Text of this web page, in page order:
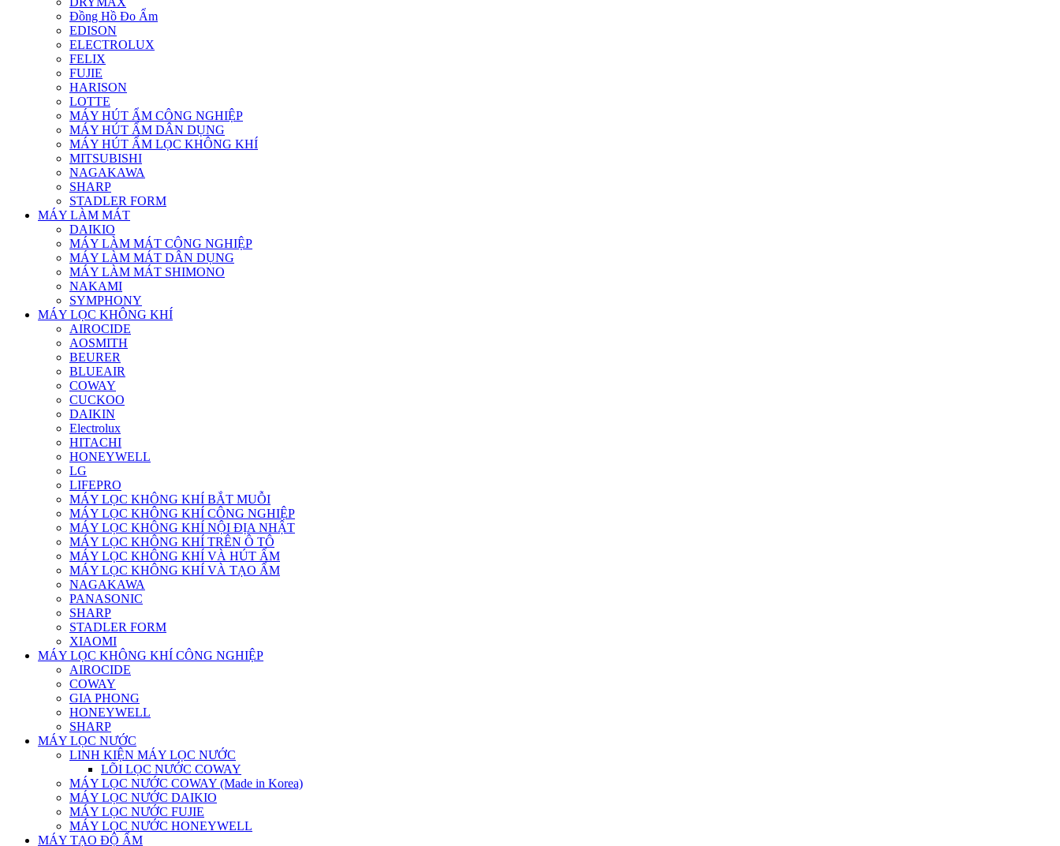
Đồng Hồ Đo Ẩm
EDISON
ELECTROLUX
FELIX
FUJIE
HARISON
LOTTE
MÁY HÚT ẨM CÔNG NGHIỆP
MÁY HÚT ẨM DÂN DỤNG
MÁY HÚT ẨM LỌC KHÔNG KHÍ
MITSUBISHI
NAGAKAWA
SHARP
STADLER FORM
MÁY LÀM MÁT
DAIKIO
MÁY LÀM MÁT CÔNG NGHIỆP
MÁY LÀM MÁT DÂN DỤNG
MÁY LÀM MÁT SHIMONO
NAKAMI
SYMPHONY
MÁY LỌC KHÔNG KHÍ
AIROCIDE
AOSMITH
BEURER
BLUEAIR
COWAY
CUCKOO
DAIKIN
Electrolux
HITACHI
HONEYWELL
LG
LIFEPRO
MÁY LỌC KHÔNG KHÍ BẮT MUỖI
MÁY LỌC KHÔNG KHÍ CÔNG NGHIỆP
MÁY LỌC KHÔNG KHÍ NỘI ĐỊA NHẬT
MÁY LỌC KHÔNG KHÍ TRÊN Ô TÔ
MÁY LỌC KHÔNG KHÍ VÀ HÚT ẨM
MÁY LỌC KHÔNG KHÍ VÀ TẠO ẨM
NAGAKAWA
PANASONIC
SHARP
STADLER FORM
XIAOMI
MÁY LỌC KHÔNG KHÍ CÔNG NGHIỆP
AIROCIDE
COWAY
GIA PHONG
HONEYWELL
SHARP
MÁY LỌC NƯỚC
LINH KIỆN MÁY LỌC NƯỚC
LÕI LỌC NƯỚC COWAY
MÁY LỌC NƯỚC COWAY (Made in Korea)
MÁY LỌC NƯỚC DAIKIO
MÁY LỌC NƯỚC FUJIE
MÁY LỌC NƯỚC HONEYWELL
MÁY TẠO ĐỘ ẨM